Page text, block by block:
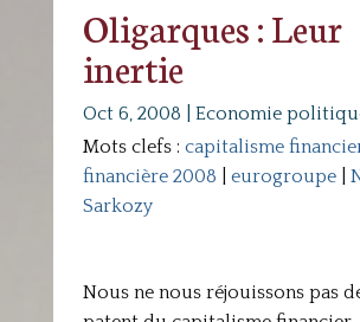
Oligarques : Leur
inertie
Oct 6, 2008
Economie
Mots clefs : capitalisme
financière 2008
eurogroupe|
Sarkozy
Nous ne nous réjouissons pas